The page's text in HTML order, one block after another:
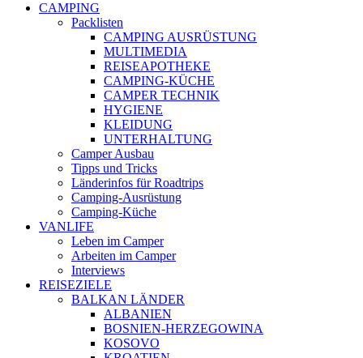
CAMPING
Packlisten
CAMPING AUSRÜSTUNG
MULTIMEDIA
REISEAPOTHEKE
CAMPING-KÜCHE
CAMPER TECHNIK
HYGIENE
KLEIDUNG
UNTERHALTUNG
Camper Ausbau
Tipps und Tricks
Länderinfos für Roadtrips
Camping-Ausrüstung
Camping-Küche
VANLIFE
Leben im Camper
Arbeiten im Camper
Interviews
REISEZIELE
BALKAN LÄNDER
ALBANIEN
BOSNIEN-HERZEGOWINA
KOSOVO